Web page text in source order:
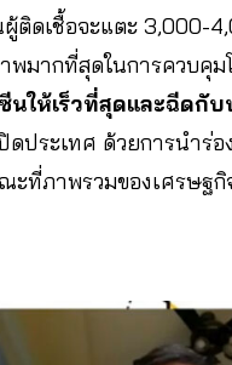
ติดเชื้อจะแตะ 3,000-
พมากที่สุดในการควบคุ
นให้เร็วที่สุดและฉีดกั
ดประเทศ ด้วยการนำร่
ที่ภาพรวมของเศรษฐกิ